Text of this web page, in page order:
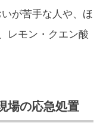
が苦手な人や、ほ
レモン・クエン酸
場の応急処置